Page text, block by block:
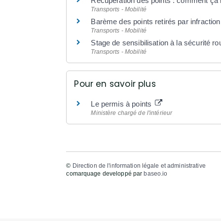
Transports - Mobilité
Barème des points retirés par infraction
Transports - Mobilité
Stage de sensibilisation à la sécurité
Transports - Mobilité
Pour en savoir plus
Le permis à points
Ministère chargé de l'intérieur
© Direction de l'information légale et administrative
comarquage developpé par baseo.io